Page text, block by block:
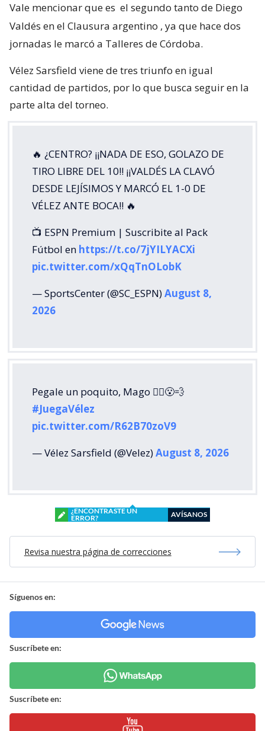
Vale mencionar que es el segundo tanto de Diego
Valdés en el Clausura argentino , ya que hace dos
jornadas le marcó a Talleres de Córdoba.
Vélez Sarsfield viene de tres triunfo en igual
cantidad de partidos, por lo que busca seguir en la
parte alta del torneo.
🔥 ¿CENTRO? ¡¡NADA DE ESO, GOLAZO DE
TIRO LIBRE DEL 10!! ¡¡VALDÉS LA CLAVÓ
DESDE LEJÍSIMOS Y MARCÓ EL 1-0 DE
VÉLEZ ANTE BOCA!! 🔥
📺 ESPN Premium | Suscribite al Pack
Fútbol en https://t.co/7jYILYACXi
pic.twitter.com/xQqTnOLobK
— SportsCenter (@SC_ESPN)August 8,
2026
Pegale un poquito, Mago 🧙‍♂️😮‍💨
#JuegaVélez
pic.twitter.com/R62B70zoV9
— Vélez Sarsfield (@Velez)August 8, 2026
¿ENCONTRASTE UN
ERROR?
AVÍSANOS
Revisa nuestra página de correcciones
Síguenos en:
Suscríbete en:
Suscríbete en: